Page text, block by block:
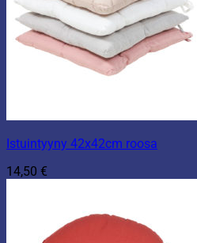
Istuintyyny 42x42cm roosa
14,50 €